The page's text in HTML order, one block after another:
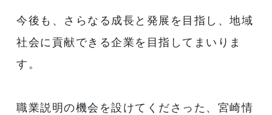
今後も、さらなる成長と発展を目指し、地域
社会に貢献できる企業を目指してまいりま
す。
職業説明の機会を設けてくださった、宮崎情